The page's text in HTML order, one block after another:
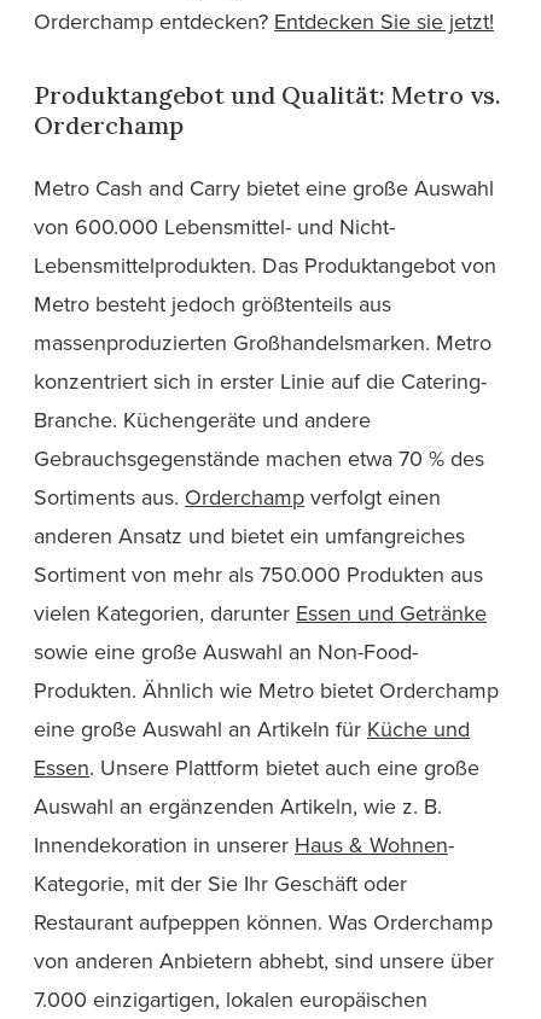
Orderchamp entdecken? Entdecken Sie sie jetzt!
Produktangebot und Qualität: Metro vs.
Orderchamp
Metro Cash and Carry bietet eine große Auswahl
von 600.000 Lebensmittel- und Nicht-
Lebensmittelprodukten. Das Produktangebot von
Metro besteht jedoch größtenteils aus
massenproduzierten Großhandelsmarken. Metro
konzentriert sich in erster Linie auf die Catering-
Branche. Küchengeräte und andere
Gebrauchsgegenstände machen etwa 70 % des
Sortiments aus. Orderchamp verfolgt einen
anderen Ansatz und bietet ein umfangreiches
Sortiment von mehr als 750.000 Produkten aus
vielen Kategorien, darunter Essen und Getränke
sowie eine große Auswahl an Non-Food-
Produkten. Ähnlich wie Metro bietet Orderchamp
eine große Auswahl an Artikeln für Küche und
Essen. Unsere Plattform bietet auch eine große
Auswahl an ergänzenden Artikeln, wie z. B.
Innendekoration in unserer Haus & Wohnen-
Kategorie, mit der Sie Ihr Geschäft oder
Restaurant aufpeppen können. Was Orderchamp
von anderen Anbietern abhebt, sind unsere über
7.000 einzigartigen, lokalen europäischen